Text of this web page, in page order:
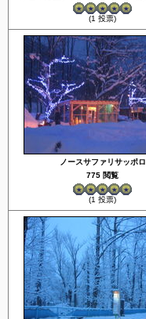
(1 投票)
ノースサファリサッポロ
775 閲覧
(1 投票)